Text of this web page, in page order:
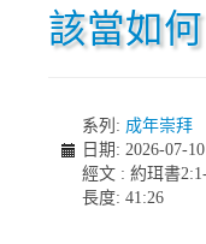
該當如
系列: 成年崇拜
日期: 2026-07-10
經文 : 約珥書
長度: 41:26